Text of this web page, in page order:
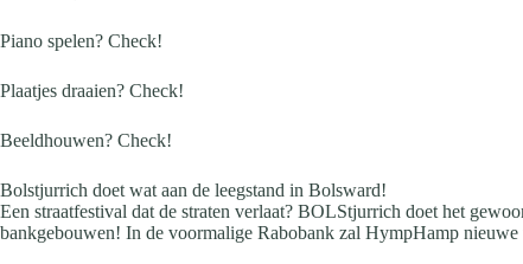
Piano spelen? Check!
Plaatjes draaien? Check!
Beeldhouwen? Check!
Bolstjurrich doet wat aan de leegstand in Bolsward!
Een straatfestival dat de straten verlaat? BOLStjurrich doet het
bankgebouwen! In de voormalige Rabobank zal HympHamp